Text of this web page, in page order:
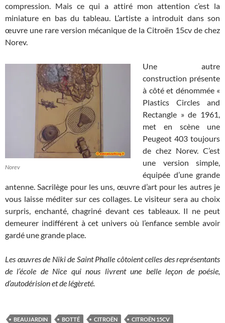
compression. Mais ce qui a attiré mon attention c’est la
miniature en bas du tableau. L’artiste a introduit dans son
œuvre une rare version mécanique de la Citroën 15cv de chez
Norev.
Norev
Une autre
construction présente
à côté et dénommée «
Plastics Circles and
Rectangle » de 1961,
met en scène une
Peugeot 403 toujours
de chez Norev. C’est
une version simple,
équipée d’une grande
antenne. Sacrilège pour les uns, œuvre d’art pour les autres je
vous laisse méditer sur ces collages. Le visiteur sera au choix
surpris, enchanté, chagriné devant ces tableaux. Il ne peut
demeurer indifférent à cet univers où l’enfance semble avoir
gardé une grande place.
Les œuvres de Niki de Saint Phalle côtoient celles des représentants
de l’école de Nice qui nous livrent une belle leçon de poésie,
d’autodérision et de légèreté.
BEAUJARDIN BOTTÉ CITROËN
CITROËN 15CV